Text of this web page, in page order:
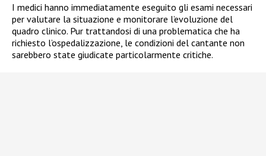
I medici hanno immediatamente eseguito gli esami necessari
per valutare la situazione e monitorare l’evoluzione del
quadro clinico. Pur trattandosi di una problematica che ha
richiesto l’ospedalizzazione, le condizioni del cantante non
sarebbero state giudicate particolarmente critiche.